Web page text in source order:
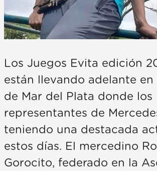
Los Juegos Evita edición
están llevando adelante en
de Mar del Plata donde los
representantes de
teniendo una destacada
estos días. El mercedino
Gorocito, federado en la